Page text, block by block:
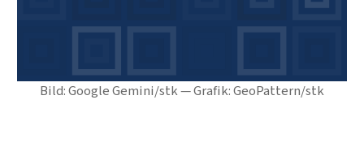
Bild: Google Gemini/stk — Grafik: GeoPattern/stk